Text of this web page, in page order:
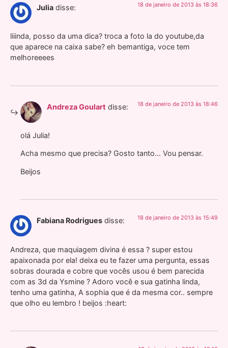
Julia disse: 18 de janeiro de 2013 às 18:36
liiinda, posso da uma dica? troca a foto la do youtube,da
que aparece na caixa sabe? eh bemantiga, voce tem
melhoreeees
Andreza Goulart disse: 18 de janeiro de 2013 às 18:46
olá Julia!
Acha mesmo que precisa? Gosto tanto… Vou pensar.
Beijos
Fabiana Rodrigues disse: 18 de janeiro de 2013 às 15:49
Andreza, que maquiagem divina é essa ? super estou
apaixonada por ela! deixa eu te fazer uma pergunta, essas
sobras dourada e cobre que vocês usou é bem parecida
com as 3d da Ysmine ? Adoro você e sua gatinha linda,
tenho uma gatinha, A sophia que é da mesma cor.. sempre
que olho eu lembro ! beijos :heart: